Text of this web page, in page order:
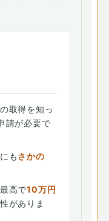
取得を知っ
請が必要で
もさかの
高で10万円
がありま